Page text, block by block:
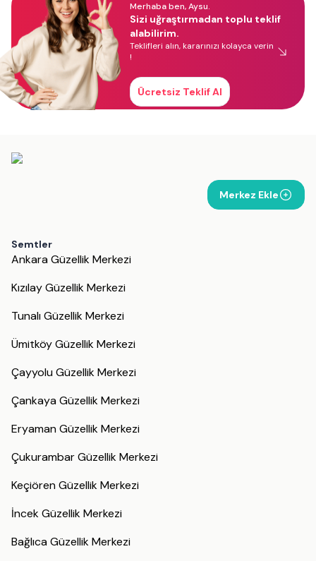
Merhaba ben, Aysu.
Sizi uğraştırmadan toplu teklif
alabilirim.
Teklifleri alın, kararınızı kolayca verin
!
Ücretsiz Teklif Al
Merkez Ekle
Semtler
Ankara Güzellik Merkezi
Kızılay Güzellik Merkezi
Tunalı Güzellik Merkezi
Ümitköy Güzellik Merkezi
Çayyolu Güzellik Merkezi
Çankaya Güzellik Merkezi
Eryaman Güzellik Merkezi
Çukurambar Güzellik Merkezi
Keçiören Güzellik Merkezi
İncek Güzellik Merkezi
Bağlıca Güzellik Merkezi